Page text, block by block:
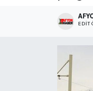
Magazin